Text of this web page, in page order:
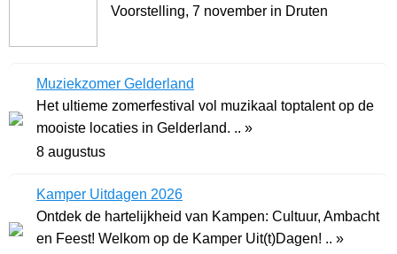
Voorstelling, 7 november in Druten
Muziekzomer Gelderland
Het ultieme zomerfestival vol muzikaal toptalent op de
mooiste locaties in Gelderland. .. »
8 augustus
Kamper Uitdagen 2026
Ontdek de hartelijkheid van Kampen: Cultuur, Ambacht
en Feest! Welkom op de Kamper Uit(t)Dagen! .. »